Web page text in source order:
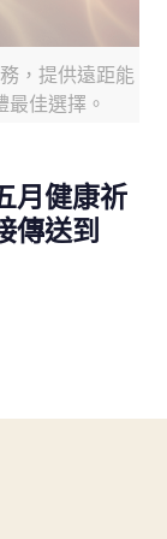
，提供遠距能
佳選擇。
月健康祈
傳送到